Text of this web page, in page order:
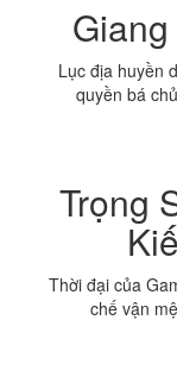
Lục địa huyền
quyền bá
Trọng
Thời đại của
chế vận